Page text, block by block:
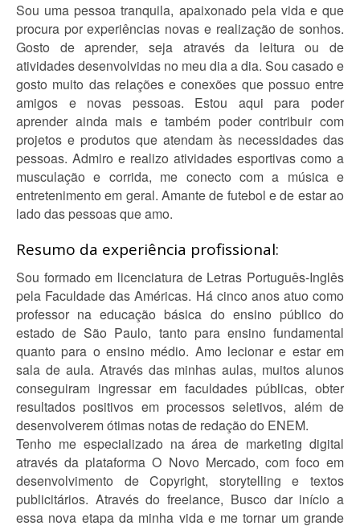
Sou uma pessoa tranquila, apaixonado pela vida e que
procura por experiências novas e realização de sonhos.
Gosto de aprender, seja através da leitura ou de
atividades desenvolvidas no meu dia a dia. Sou casado e
gosto muito das relações e conexões que possuo entre
amigos e novas pessoas. Estou aqui para poder
aprender ainda mais e também poder contribuir com
projetos e produtos que atendam às necessidades das
pessoas. Admiro e realizo atividades esportivas como a
musculação e corrida, me conecto com a música e
entretenimento em geral. Amante de futebol e de estar ao
lado das pessoas que amo.
Resumo da experiência profissional:
Sou formado em licenciatura de Letras Português-Inglês
pela Faculdade das Américas. Há cinco anos atuo como
professor na educação básica do ensino público do
estado de São Paulo, tanto para ensino fundamental
quanto para o ensino médio. Amo lecionar e estar em
sala de aula. Através das minhas aulas, muitos alunos
conseguiram ingressar em faculdades públicas, obter
resultados positivos em processos seletivos, além de
desenvolverem ótimas notas de redação do ENEM.
Tenho me especializado na área de marketing digital
através da plataforma O Novo Mercado, com foco em
desenvolvimento de Copyright, storytelling e textos
publicitários. Através do freelance, Busco dar início a
essa nova etapa da minha vida e me tornar um grande